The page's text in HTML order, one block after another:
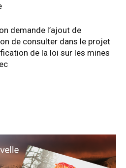
demande l’ajout de
de consulter dans le projet
de la loi sur les mines